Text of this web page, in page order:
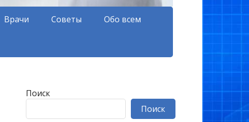
Врачи Советы Обо всем
Поиск
Поиск